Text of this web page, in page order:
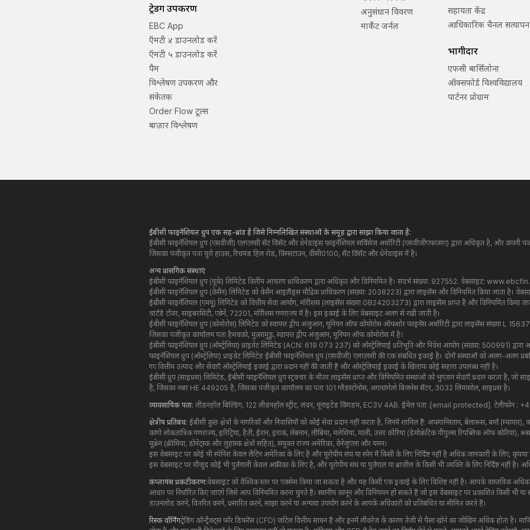
ट्रेडिंग उपकरण
EBC App
ऍमटी ४ डाउनलोड करें
ऍमटी ५ डाउनलोड करें
पैम
विश्लेषण उपकरण और
संकेतक
Order Flow टूल्स
बाज़ार विश्लेषण
अनुसंधान विवरण
मार्केट जर्नल
सहायता केंद्र
आधिकारिक चैनल सत्यापन
भागीदार
एफसी बार्सिलोना
ऑक्सफोर्ड विश्वविद्यालय
पार्टनर प्रोग्राम
ईबीसी फाइनेंशियल ग्रुप एक सह-ब्रांड है जिसे निम्नलिखित संस्थाओं के समूह द्वारा साझा किया जाता है:
ईबीसी फाइनेंशियल ग्रुप (एसवीजी) एलएलसी सेंट विंसेंट और ग्रेनेडाइंस फाइनेंशियल सर्विसेज अथॉरिटी (एसवीजीएफएसए) द्वारा अधिकृत है, और
जिसका पंजीकृत पता यूरो हाउस, रिचमंड हिल रोड, किंग्सटाउन, वीसी0100, सेंट विंसेंट और ग्रेनेडाइंस में है।
अन्य प्रासंगिक संस्थाएं
ईबीसी फाइनेंशियल ग्रुप (यूके) लिमिटेड वित्तीय आचरण प्राधिकरण द्वारा अधिकृत और विनियमित है। संदर्भ संख्या: 927552. वेबसाइट:
ईबीसी फाइनेंशियल ग्रुप (केमैन) लिमिटेड को केमैन आइलैंड्स मौद्रिक प्राधिकरण (संख्या: 2038223) द्वारा लाइसेंस और विनियमित किया जाता है।
ईबीसी फाइनेंशियल (एमयू) लिमिटेड को वित्तीय सेवा आयोग, मॉरीशस (लाइसेंस संख्या GB24203273) द्वारा लाइसेंस प्राप्त है और विनियमित किया
चार्टर्ड टॉवर, साइबरसिटी, एबेने, 72201, मॉरीशस गणराज्य में है। इस इकाई के लिए वेबसाइट अलग से रखी जाती है।
ईबीसी फाइनेंशियल ग्रुप (कोमोरोस) लिमिटेड को स्वायत्त द्वीप अंजुआन, यूनियन ऑफ कोमोरोस ऑफशोर फाइनेंस अथॉरिटी द्वारा लाइसेंस संख्या L
जिसका पंजीकृत कार्यालय पता हैमचको, मुत्सामुडु, स्वायत्त द्वीप अंजुआन, यूनियन ऑफ कोमोरोस में है।
ईबीसी फाइनेंशियल ग्रुप (ऑस्ट्रेलिया) प्राइवेट लिमिटेड (ACN: 619 073 237) को ऑस्ट्रेलियाई प्रतिभूति और निवेश आयोग (संख्या: 500991) द्वारा
फाइनेंशियल ग्रुप (ऑस्ट्रेलिया) प्राइवेट लिमिटेड ईबीसी फाइनेंशियल ग्रुप (एसवीजी) एलएलसी की एक संबंधित इकाई है। दोनों संस्थाओं को अलग-अलग
गए वित्तीय उत्पाद और सेवाएँ ऑस्ट्रेलियाई इकाई द्वारा प्रदान नहीं की जाती हैं और ऑस्ट्रेलियाई इकाई के खिलाफ कोई सहारा उपलब्ध नहीं है।
ईबीसी ग्रुप (साइप्रस) लिमिटेड, ईबीसी फाइनेंशियल ग्रुप स्ट्रक्चर के भीतर लाइसेंस प्राप्त और विनियमित संस्थाओं को भुगतान सेवाएँ प्रदान करता है,
है, जिसका नंबर HE 449205 है, जिसका पंजीकृत कार्यालय का पता 101 ग्लैडस्टोनोस, अगाथांगेलो बिजनेस सेंटर, 3032 लिमासोल, साइप्रस है।
व्यावसायिक पता: लीडनहॉल बिल्डिंग, 122 लीडनहॉल स्ट्रीट, लंदन, यूनाइटेड किंगडम, EC3V 4AB. ईमेल पता : [email protected] . टेलीफोन :
क्षेत्रीय प्रतिबंध: ईबीसी कुछ क्षेत्रों के नागरिकों और निवासियों को कोई सेवा प्रदान नहीं करता है, जिनमें शामिल हैं: अफगानिस्तान, बेलारूस, बर्मा (म्यांमार),
कांगो लोकतांत्रिक गणराज्य, इरिट्रिया, हैती, ईरान, इराक, लेबनान, लीबिया, मलेशिया, माली, उत्तर कोरिया (डेमोक्रेटिक पीपुल्स रिपब्लिक ऑफ कोरिया),
यूक्रेन (क्रीमिया, डोनेट्स्क और लुहांस्क क्षेत्रों सहित), संयुक्त राज्य अमेरिका, वेनेजुएला और यमन।
इस वेबसाइट पर कोई भी स्पेनिश केवल लैटिन अमेरिका के लिए है और यूरोपीय संघ या स्पेन में किसी के लिए निर्दिष्ट नहीं है अधिक जानकारी के लिए,
इस वेबसाइट पर मौजूद कोई भी पुर्तगाली केवल अफ़्रीका के लिए है, और यूरोपीय संघ या पुर्तगाल या ब्राज़ील के किसी भी व्यक्ति के लिए निर्दिष्ट नहीं है।
कंप्लायंस प्रकटीकरण:वेबसाइट को वैश्विक स्तर पर एक्सेस किया जा सकता है और यह किसी एक इकाई के लिए विशिष्ट नहीं है। आपके वास्तविक
आधार पर निर्धारित किए जाएंगे जिसे आप विनियमित करना चुनते हैं। स्थानीय कानून और विनियमन हो सकते हैं जो इस वेबसाइट पर प्रकाशित किसी
डाउनलोड करने, वितरित करने, प्रसारित करने, साझा करने या अन्यथा उपयोग करने के आपके अधिकारों को प्रतिबंधित या सीमित करते हैं।
रिस्क वॉर्निंगट्रेडिंग कॉन्ट्रैक्ट्स फॉर डिफरेंस (CFD) जटिल वित्तीय साधन हैं और इनमें लीवरेज के कारण तेजी से पैसा खोने का जोखिम अधिक होता है।